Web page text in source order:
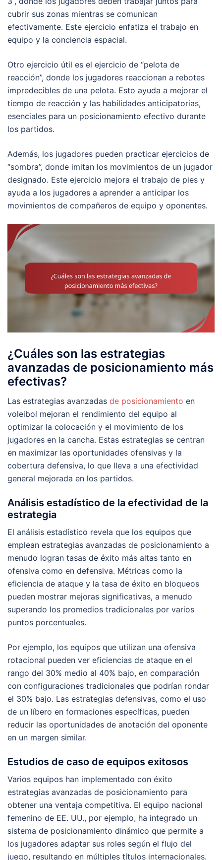
cubrir sus zonas mientras se comunican
efectivamente. Este ejercicio enfatiza el trabajo en
equipo y la conciencia espacial.
Otro ejercicio útil es el ejercicio de “pelota de
reacción”, donde los jugadores reaccionan a rebotes
impredecibles de una pelota. Esto ayuda a mejorar el
tiempo de reacción y las habilidades anticipatorias,
esenciales para un posicionamiento efectivo durante
los partidos.
Además, los jugadores pueden practicar ejercicios de
“sombra”, donde imitan los movimientos de un jugador
designado. Este ejercicio mejora el trabajo de pies y
ayuda a los jugadores a aprender a anticipar los
movimientos de compañeros de equipo y oponentes.
¿Cuáles son las estrategias
avanzadas de posicionamiento más
efectivas?
Las estrategias avanzadas de posicionamiento en
voleibol mejoran el rendimiento del equipo al
optimizar la colocación y el movimiento de los
jugadores en la cancha. Estas estrategias se centran
en maximizar las oportunidades ofensivas y la
cobertura defensiva, lo que lleva a una efectividad
general mejorada en los partidos.
Análisis estadístico de la efectividad de la
estrategia
El análisis estadístico revela que los equipos que
emplean estrategias avanzadas de posicionamiento a
menudo logran tasas de éxito más altas tanto en
ofensiva como en defensiva. Métricas como la
eficiencia de ataque y la tasa de éxito en bloqueos
pueden mostrar mejoras significativas, a menudo
superando los promedios tradicionales por varios
puntos porcentuales.
Por ejemplo, los equipos que utilizan una ofensiva
rotacional pueden ver eficiencias de ataque en el
rango del 30% medio al 40% bajo, en comparación
con configuraciones tradicionales que podrían rondar
el 30% bajo. Las estrategias defensivas, como el uso
de un líbero en formaciones específicas, pueden
reducir las oportunidades de anotación del oponente
en un margen similar.
Estudios de caso de equipos exitosos
Varios equipos han implementado con éxito
estrategias avanzadas de posicionamiento para
obtener una ventaja competitiva. El equipo nacional
femenino de EE. UU., por ejemplo, ha integrado un
sistema de posicionamiento dinámico que permite a
los jugadores adaptar sus roles según el flujo del
juego, resultando en múltiples títulos internacionales.